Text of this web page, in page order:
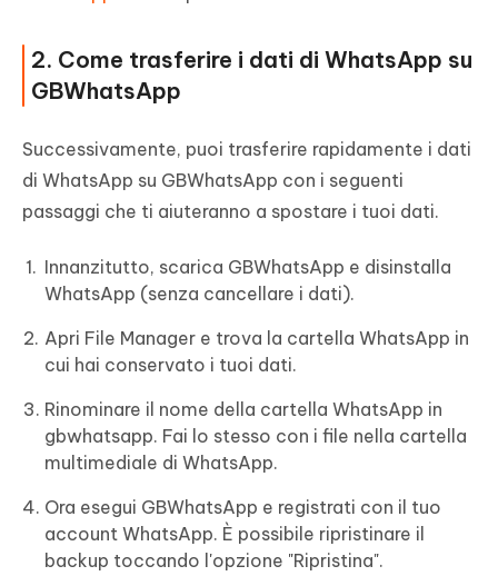
2. Come trasferire i dati di WhatsApp su
GBWhatsApp
Successivamente, puoi trasferire rapidamente i dati
di WhatsApp su GBWhatsApp con i seguenti
passaggi che ti aiuteranno a spostare i tuoi dati.
Innanzitutto, scarica GBWhatsApp e disinstalla
WhatsApp (senza cancellare i dati).
Apri File Manager e trova la cartella WhatsApp in
cui hai conservato i tuoi dati.
Rinominare il nome della cartella WhatsApp in
gbwhatsapp. Fai lo stesso con i file nella cartella
multimediale di WhatsApp.
Ora esegui GBWhatsApp e registrati con il tuo
account WhatsApp. È possibile ripristinare il
backup toccando l'opzione "Ripristina".